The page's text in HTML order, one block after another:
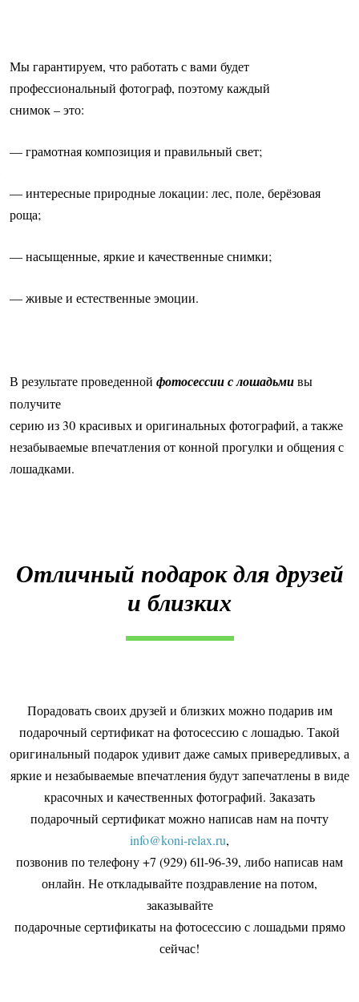
Мы гарантируем, что работать с вами будет
профессиональный фотограф, поэтому каждый
снимок – это:
— грамотная композиция и правильный свет;
— интересные природные локации: лес, поле, берёзовая
роща;
— насыщенные, яркие и качественные снимки;
— живые и естественные эмоции.
В результате проведенной фотосессии с лошадьмивы
получите
серию из 30 красивых и оригинальных фотографий, а также
незабываемые впечатления от конной прогулки и общения с
лошадками.
Отличный подарок для друзей
и близких
Порадовать своих друзей и близких можно подарив им
подарочный сертификат на фотосессию с лошадью. Такой
оригинальный подарок удивит даже самых привередливых, а
яркие и незабываемые впечатления будут запечатлены в виде
красочных и качественных фотографий. Заказать
подарочный сертификат можно написав нам на почту
info@koni-relax.ru,
позвонив по телефону +7 (929) 611-96-39, либо написав нам
онлайн. Не откладывайте поздравление на потом,
заказывайте
подарочные сертификаты на фотосессию с лошадьми прямо
сейчас!